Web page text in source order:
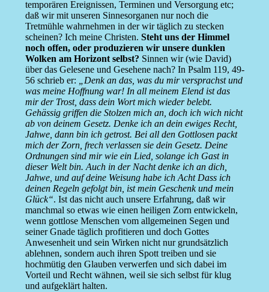
temporären Ereignissen, Terminen und Versorgung etc;
daß wir mit unseren Sinnesorganen nur noch die
Tretmühle wahrnehmen in der wir täglich zu stecken
scheinen? Ich meine Christen. Steht uns der Himmel
noch offen, oder produzieren wir unsere dunklen
Wolken am Horizont selbst? Sinnen wir (wie David)
über das Gelesene und Gesehene nach? In Psalm 119, 49-
56 schrieb er:
„Denk an das, was du mir versprachst und
was meine Hoffnung war! In all meinem Elend ist das
mir der Trost, dass dein Wort mich wieder belebt.
Gehässig griffen die Stolzen mich an, doch ich wich nicht
ab von deinem Gesetz. Denke ich an dein ewiges Recht,
Jahwe, dann bin ich getrost. Bei all den Gottlosen packt
mich der Zorn, frech verlassen sie dein Gesetz. Deine
Ordnungen sind mir wie ein Lied, solange ich Gast in
dieser Welt bin. Auch in der Nacht denke ich an dich,
Jahwe, und auf deine Weisung habe ich Acht Dass ich
deinen Regeln gefolgt bin, ist mein Geschenk und mein
Glück“. Ist das nicht auch unsere Erfahrung, daß wir
manchmal so etwas wie einen heiligen Zorn entwickeln,
wenn gottlose Menschen vom allgemeinen Segen und
seiner Gnade täglich profitieren und doch Gottes
Anwesenheit und sein Wirken nicht nur grundsätzlich
ablehnen, sondern auch ihren Spott treiben und sie
hochmütig den Glauben verwerfen und sich dabei im
Vorteil und Recht wähnen, weil sie sich selbst für klug
und aufgeklärt halten.